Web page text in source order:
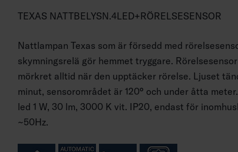
TEXAS NATTBELYSN.4LED+RÖRELSESENSOR
Nattlampan Texas som är försedd med
skymningsrelä gör hemmet tryggare.
mörkret alltid när den upptäcker rörelse. Ljuset
minut, sensorområdet är 120° och under åtta
led 1 W, 30 lm, 3000 K vit. IP20, endast för
~50Hz.